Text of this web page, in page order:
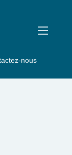
nous